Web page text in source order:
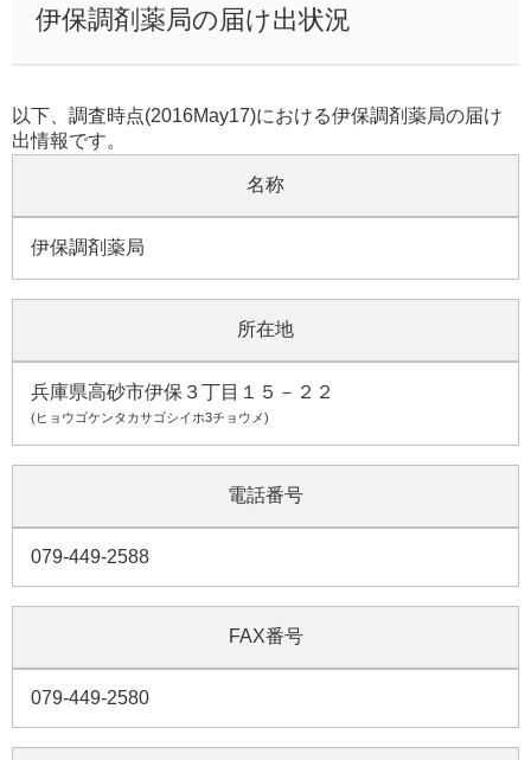
伊保調剤薬局の届け出状況
以下、調査時点(2016May17)における伊保調剤薬局の届け
出情報です。
名称
伊保調剤薬局
所在地
兵庫県高砂市伊保３丁目１５－２２
(ヒョウゴケンタカサゴシイホ3チョウメ)
電話番号
079-449-2588
FAX番号
079-449-2580